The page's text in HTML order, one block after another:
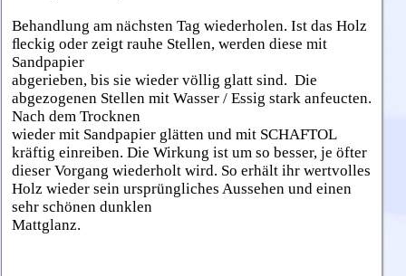
Behandlung am nächsten Tag wiederholen. Ist das Holz
ﬂeckig oder zeigt rauhe Stellen, werden diese mit
Sandpapier
abgerieben, bis sie wieder völlig glatt sind. Die
abgezogenen Stellen mit Wasser / Essig stark anfeucten.
Nach dem Trocknen
wieder mit Sandpapier glätten und mit SCHAFTOL
kräftig einreiben. Die Wirkung ist um so besser, je öfter
dieser Vorgang wiederholt wird. So erhält ihr wertvolles
Holz wieder sein ursprüngliches Aussehen und einen
sehr schönen dunklen
Mattglanz.